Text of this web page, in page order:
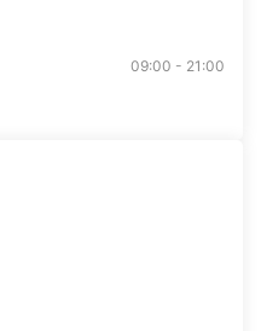
09:00 - 21:00